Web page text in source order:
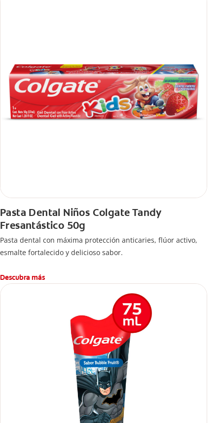
Pasta Dental Niños Colgate Tandy
Fresantástico 50g
Pasta dental con máxima protección anticaries, flúor activo,
esmalte fortalecido y delicioso sabor.
Descubra más